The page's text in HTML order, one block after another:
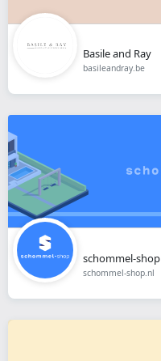
Basile and Ray
basileandray.be
schommel-shop
schommel-shop.nl